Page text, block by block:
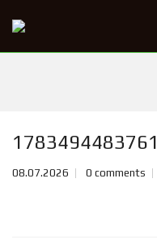
1783494483761
08.07.2026 0 comments